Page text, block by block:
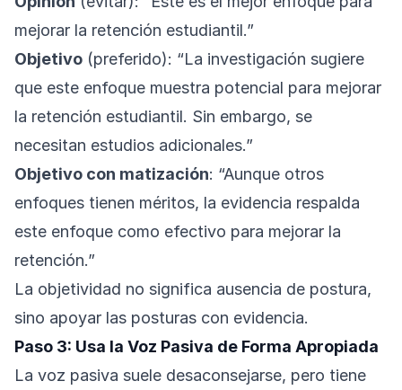
mejorar la retención estudiantil.”
Objetivo (preferido): “La investigación sugiere
que este enfoque muestra potencial para mejorar
la retención estudiantil. Sin embargo, se
necesitan estudios adicionales.”
Objetivo con matización: “Aunque otros
enfoques tienen méritos, la evidencia respalda
este enfoque como efectivo para mejorar la
retención.”
La objetividad no significa ausencia de postura,
sino apoyar las posturas con evidencia.
Paso 3: Usa la Voz Pasiva de Forma Apropiada
La voz pasiva suele desaconsejarse, pero tiene